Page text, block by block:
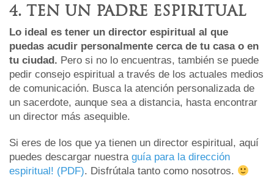
4. TEN UN PADRE ESPIRITUAL
Lo ideal es tener un director espiritual al que
puedas acudir personalmente cerca de tu casa o en
tu ciudad. Pero si no lo encuentras, también se puede
pedir consejo espiritual a través de los actuales medios
de comunicación. Busca la atención personalizada de
un sacerdote, aunque sea a distancia, hasta encontrar
un director más asequible.
Si eres de los que ya tienen un director espiritual, aquí
puedes descargar nuestra guía para la dirección
espiritual! (PDF). Disfrútala tanto como nosotros.